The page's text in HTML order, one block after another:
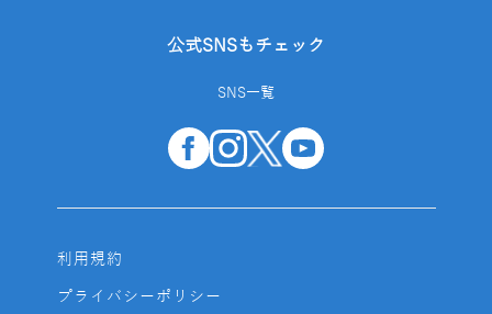
公式SNSもチェック
SNS一覧
利用規約
プライバシーポリシー